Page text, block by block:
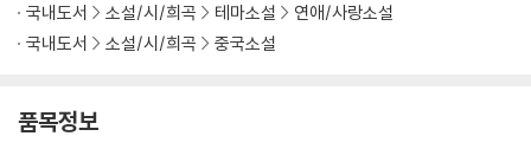
국내도서 소설/시/희곡 테마소설
연애/사랑소설
국내도서
소설/시/희곡 중국소설
품목정보